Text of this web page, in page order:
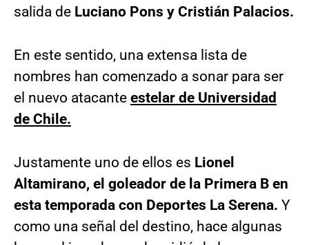
salida de Luciano Pons y Cristián Palacios.
En este sentido, una extensa lista de
nombres han comenzado a sonar para ser
el nuevo atacante estelar de Universidad
de Chile.
Justamente uno de ellos es Lionel
Altamirano, el goleador de la Primera B en
esta temporada con Deportes La Serena. Y
como una señal del destino, hace algunas